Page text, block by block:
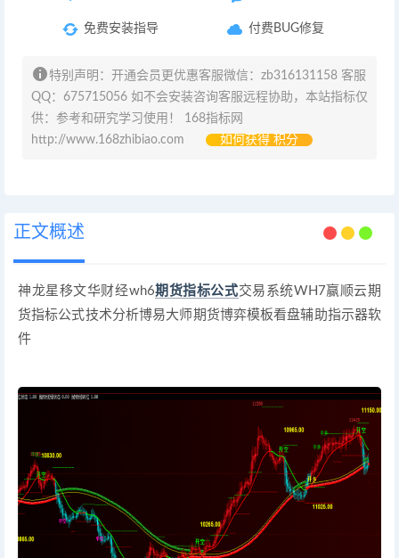
免费安装指导 付费BUG修复
特别声明：开通会员更优惠客服微信：zb316131158 客服
QQ：675715056 如不会安装咨询客服远程协助，本站指标仅
供：参考和研究学习使用！ 168指标网
http://www.168zhibiao.com
如何获得 积分
正文概述
神龙星移文华财经wh6期货指标公式交易系统WH7赢顺云期
货指标公式技术分析博易大师期货博弈模板看盘辅助指示器软
件